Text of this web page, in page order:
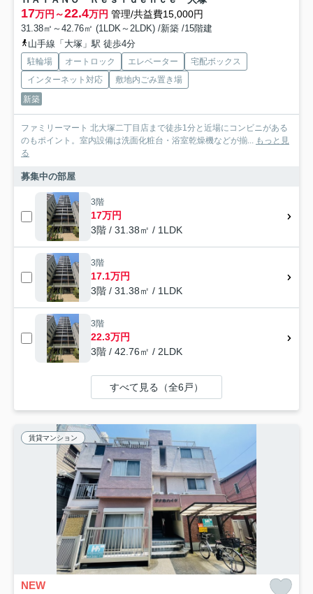
17万円～22.4万円 管理/共益費15,000円
31.38㎡～42.76㎡ (1LDK～2LDK) /新築 /15階建
山手線「大塚」駅 徒歩4分
駐輪場 オートロック エレベーター
宅配ボックス
インターネット対応
敷地内ごみ置き場
新築
ファミリーマート 北大塚二丁目店まで徒歩1分と近場にコンビニがある
のもポイント。室内設備は洗面化粧台・浴室乾燥機などが揃... もっと見
る
募集中の部屋
3階
17万円
3階 / 31.38㎡ / 1LDK
3階
17.1万円
3階 / 31.38㎡ / 1LDK
3階
22.3万円
3階 / 42.76㎡ / 2LDK
すべて見る（全6戸）
賃貸マンション
NEW